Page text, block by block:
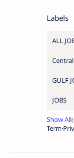
Labels
ALL
GULF
JOBS
Term